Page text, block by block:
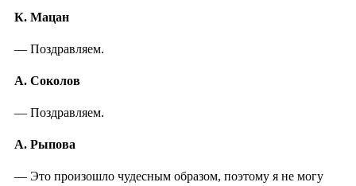
К. Мацан
— Поздравляем.
А. Соколов
— Поздравляем.
А. Рыпова
— Это произошло чудесным образом, поэтому я не могу